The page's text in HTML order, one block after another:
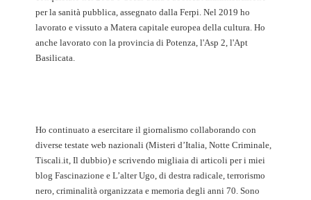
per la sanità pubblica, assegnato dalla Ferpi. Nel 2019 ho
lavorato e vissuto a Matera capitale europea della cultura. Ho
anche lavorato con la provincia di Potenza, l'Asp 2, l'Apt
Basilicata.
Ho continuato a esercitare il giornalismo collaborando con
diverse testate web nazionali (Misteri d’Italia, Notte Criminale,
Tiscali.it, Il dubbio) e scrivendo migliaia di articoli per i miei
blog Fascinazione e L’alter Ugo, di destra radicale, terrorismo
nero, criminalità organizzata e memoria degli anni 70. Sono